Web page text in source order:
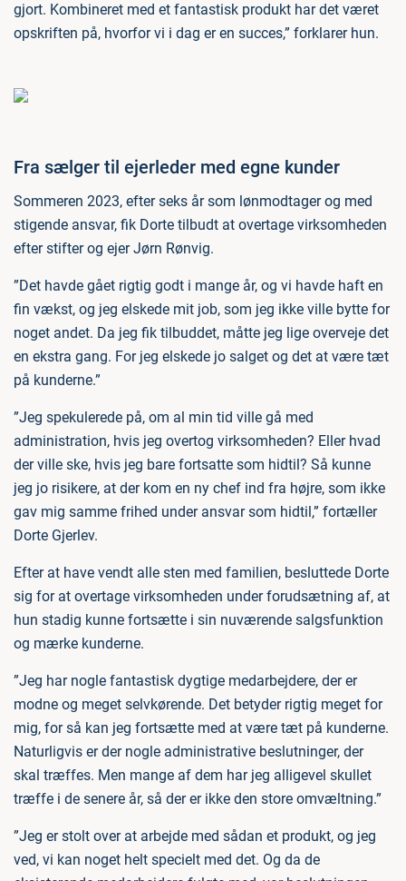
gjort. Kombineret med et fantastisk produkt har det været
opskriften på, hvorfor vi i dag er en succes,” forklarer hun.
Fra sælger til ejerleder med egne kunder
Sommeren 2023, efter seks år som lønmodtager og med
stigende ansvar, fik Dorte tilbudt at overtage virksomheden
efter stifter og ejer Jørn Rønvig.
”Det havde gået rigtig godt i mange år, og vi havde haft en
fin vækst, og jeg elskede mit job, som jeg ikke ville bytte for
noget andet. Da jeg fik tilbuddet, måtte jeg lige overveje det
en ekstra gang. For jeg elskede jo salget og det at være tæt
på kunderne.”
”Jeg spekulerede på, om al min tid ville gå med
administration, hvis jeg overtog virksomheden? Eller hvad
der ville ske, hvis jeg bare fortsatte som hidtil? Så kunne
jeg jo risikere, at der kom en ny chef ind fra højre, som ikke
gav mig samme frihed under ansvar som hidtil,” fortæller
Dorte Gjerlev.
Efter at have vendt alle sten med familien, besluttede Dorte
sig for at overtage virksomheden under forudsætning af, at
hun stadig kunne fortsætte i sin nuværende salgsfunktion
og mærke kunderne.
”Jeg har nogle fantastisk dygtige medarbejdere, der er
modne og meget selvkørende. Det betyder rigtig meget for
mig, for så kan jeg fortsætte med at være tæt på kunderne.
Naturligvis er der nogle administrative beslutninger, der
skal træffes. Men mange af dem har jeg alligevel skullet
træffe i de senere år, så der er ikke den store omvæltning.”
”Jeg er stolt over at arbejde med sådan et produkt, og jeg
ved, vi kan noget helt specielt med det. Og da de